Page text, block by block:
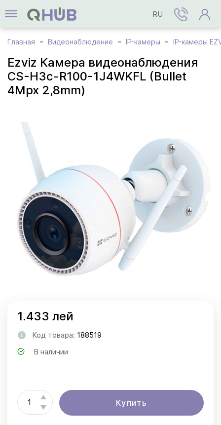
RU
Главная Видеонаблюдение IP-камеры IP-камеры
Ezviz Камера видеонаблюдения
CS-H3c-R100-1J4WKFL (Bullet
4Mpx 2,8mm)
1.433 лей
Код товара: 188519
В наличии
Купить